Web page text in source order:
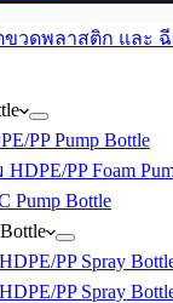
PP Pump Bottle
PP Foam
Pump Bottle
PP Spray
PP Spray